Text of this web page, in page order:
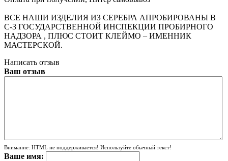
ВСЕ НАШИ ИЗДЕЛИЯ ИЗ СЕРЕБРА АПРОБИРОВАНЫ В
С-З ГОСУДАРСТВЕННОЙ ИНСПЕКЦИИ ПРОБИРНОГО
НАДЗОРА , ПЛЮС СТОИТ КЛЕЙМО – ИМЕННИК
МАСТЕРСКОЙ.
Написать отзыв
Ваш отзыв
Внимание: HTML не поддерживается! Используйте обычный текст!
Ваше имя: